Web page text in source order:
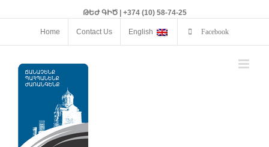
ԹԵԺ ԳԻԾ | +374 (10) 58-74-25
Home Contact Us English Facebook